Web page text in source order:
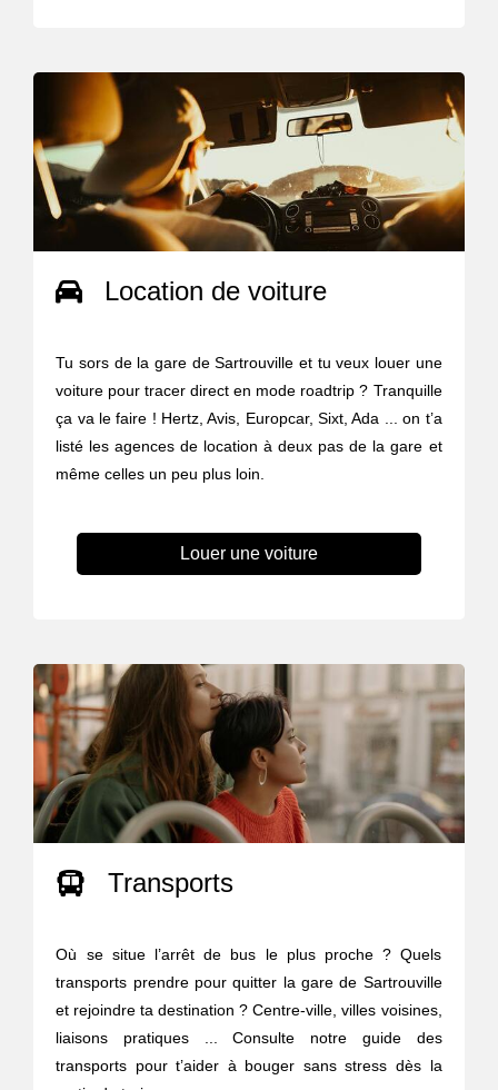
Location de voiture
Tu sors de la gare de Sartrouville et tu veux louer une
voiture pour tracer direct en mode roadtrip ? Tranquille
ça va le faire ! Hertz, Avis, Europcar, Sixt, Ada ... on t’a
listé les agences de location à deux pas de la gare et
même celles un peu plus loin.
Louer une voiture
Transports
Où se situe l’arrêt de bus le plus proche ? Quels
transports prendre pour quitter la gare de Sartrouville
et rejoindre ta destination ? Centre-ville, villes voisines,
liaisons pratiques ... Consulte notre guide des
transports pour t’aider à bouger sans stress dès la